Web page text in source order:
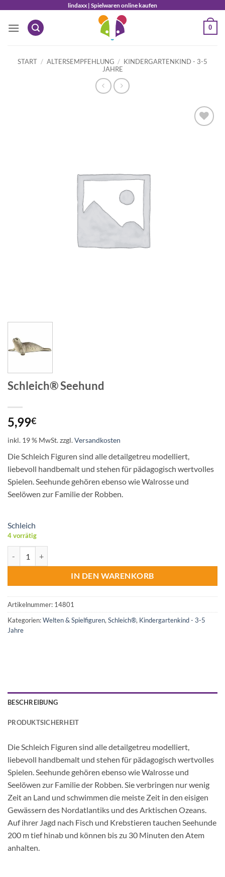
springen
lindaxx | Spielwaren online kaufen
0
START / ALTERSEMPFEHLUNG / KINDERGARTENKIND - 3-5
JAHRE
Schleich® Seehund
5,99€
inkl. 19 % MwSt.zzgl.Versandkosten
Die Schleich Figuren sind alle detailgetreu modelliert,
liebevoll handbemalt und stehen für pädagogisch wertvolles
Spielen. Seehunde gehören ebenso wie Walrosse und
Seelöwen zur Familie der Robben.
Schleich
4 vorrätig
IN DEN WARENKORB
Artikelnummer: 14801
Kategorien:Welten & Spielfiguren, Schleich®, Kindergartenkind - 3-5
Jahre
BESCHREIBUNG
PRODUKTSICHERHEIT
Die Schleich Figuren sind alle detailgetreu modelliert,
liebevoll handbemalt und stehen für pädagogisch wertvolles
Spielen. Seehunde gehören ebenso wie Walrosse und
Seelöwen zur Familie der Robben. Sie verbringen nur wenig
Zeit an Land und schwimmen die meiste Zeit in den eisigen
Gewässern des Nordatlantiks und des Arktischen Ozeans.
Auf ihrer Jagd nach Fisch und Krebstieren tauchen Seehunde
200 m tief hinab und können bis zu 30 Minuten den Atem
anhalten.